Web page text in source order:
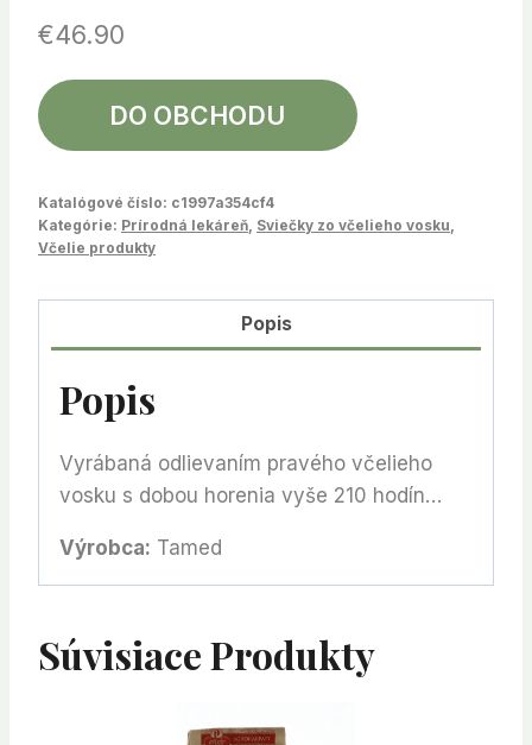
€46.90
DO OBCHODU
Katalógové číslo: c1997a354cf4
Kategórie: Prírodná lekáreň Sviečky zo včelieho vosku
Včelie produkty
Popis
Popis
Vyrábaná odlievaním pravého včelieho
vosku s dobou horenia vyše 210 hodín…
Výrobca: Tamed
Súvisiace Produkty